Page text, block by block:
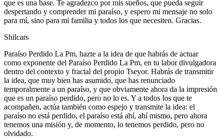
que es una base. Te agradezco por mis sueños, que pueda seguir
despertando y comprender mi paraíso, y espero mi mensaje no solo
para mí, sino para mi familia y todos los que necesiten. Gracias.
Shilcars
Paraíso Perdido La Pm, hazte a la idea de que habrás de actuar
como exponente del Paraíso Perdido La Pm, en tu labor divulgadora
dentro del contexto y fractal del propio Tseyor. Habrás de transmitir
la idea, que muy bien has asumido, que has renunciado
temporalmente a un paraíso, y que obviamente ahora da la impresión
que es un paraíso perdido, pero no lo es. Y a todos los que te
acompañen, actúa también como espejo y transmite la idea: el
paraíso no está perdido, el paraíso está ahí, ahí mismo, pero ahora
tenemos una misión y, de momento, lo tenemos perdido, pero no
olvidado.